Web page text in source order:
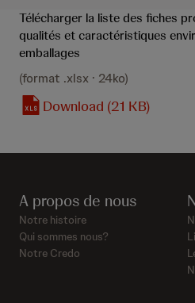
Télécharger la liste des fiches
qualités et caractéristiques
emballages
(format .xlsx · 24ko)
Download (21 KB)
A propos de nous
Notre histoire
Qui sommes nous?
Notre Credo